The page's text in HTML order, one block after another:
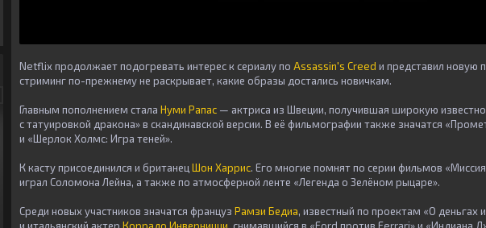
Netflixпродолжает подогревать интерес к сериалу по Assassin's Creed и представил новую
стриминг по-прежнему не раскрывает, какие образы достались новичкам.
Главным пополнением стала Нуми Рапас — актриса из Швеции, получившая широкую
с татуировкой дракона»в скандинавской версии. В её фильмографии также значатся
и «Шерлок Холмс: Игра теней».
К касту присоединился и британец Шон Харрис. Его многие помнят по серии фильмов
играл Соломона Лейна, а также по атмосферной ленте «Легенда о Зелёном рыцаре».
Среди новых участников значатся француз Рамзи Бедиа, известный по проектам «О деньгах